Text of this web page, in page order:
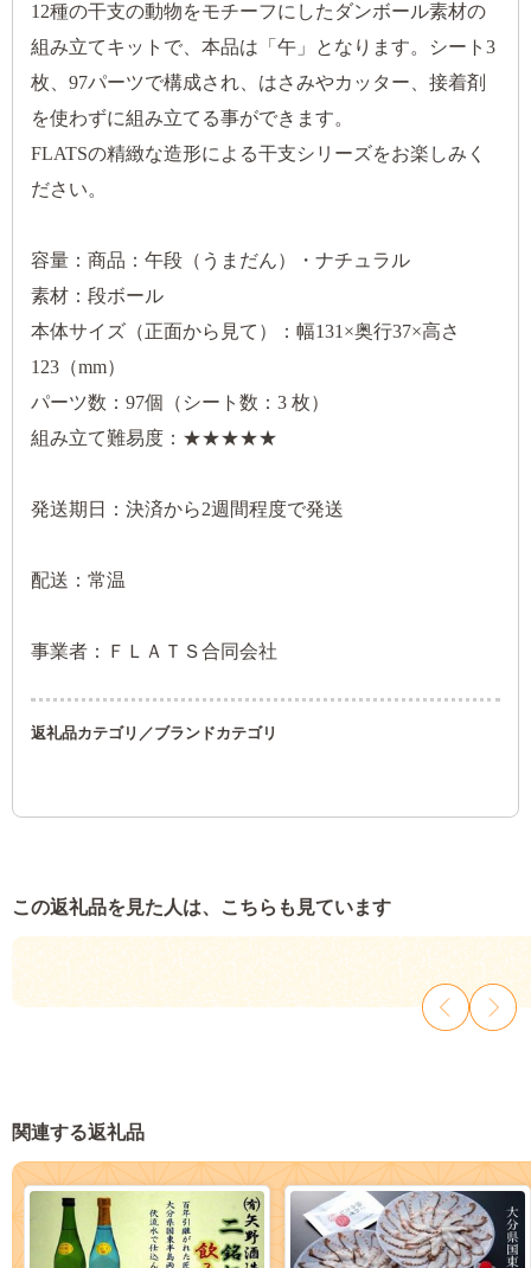
12種の干支の動物をモチーフにしたダンボール素材の
組み立てキットで、本品は「午」となります。シート3
枚、97パーツで構成され、はさみやカッター、接着剤
を使わずに組み立てる事ができます。
FLATSの精緻な造形による干支シリーズをお楽しみく
ださい。
容量：商品：午段（うまだん）・ナチュラル
素材：段ボール
本体サイズ（正面から見て）：幅131×奥行37×高さ
123（mm）
パーツ数：97個（シート数：3 枚）
組み立て難易度：★★★★★
発送期日：決済から2週間程度で発送
配送：常温
事業者：ＦＬＡＴＳ合同会社
返礼品カテゴリ／ブランドカテゴリ
この返礼品を見た人は、こちらも見ています
関連する返礼品